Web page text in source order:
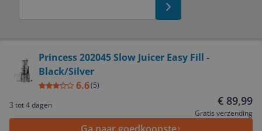
Princess 202045 Slow Juicer Easy Fill -
Black/Silver
6.6(5)
3 tot 4 dagen
€ 89,99
Gratis verzending
Service
Algemeen